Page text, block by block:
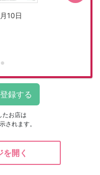
10日
たお店は
されます。
開く